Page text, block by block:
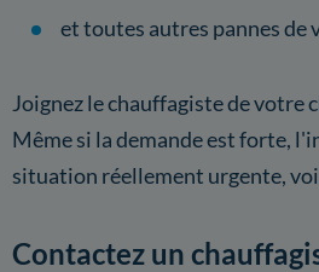
et toutes autres pannes de
Joignez le chauffagiste de votre
Même si la demande est forte,
situation réellement urgente,
Contactez un